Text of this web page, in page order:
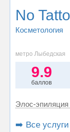
No
Косметология
метро Лыбедская
9.9
баллов
Элос-эпиляция
➡️ Все